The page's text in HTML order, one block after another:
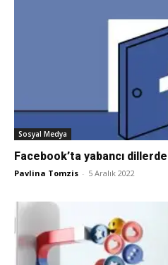
Sosyal Medya
Facebook’ta yabancı
Pavlina Tomzis - 5 Aralık 2022